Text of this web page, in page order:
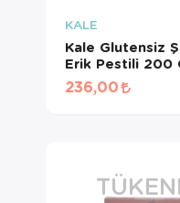
KALE
Kale Glutensiz
Erik Pestili 200
236,00